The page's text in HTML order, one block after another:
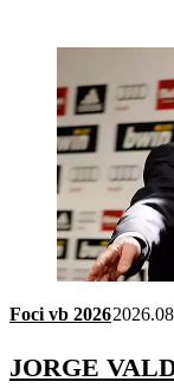
Foci vb 2026
JORGE